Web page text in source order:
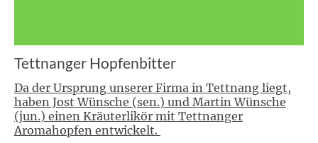
Tettnanger Hopfenbitter
Da der Ursprung unserer Firma in Tettnang liegt,
haben Jost Wünsche (sen.) und Martin Wünsche
(jun.) einen Kräuterlikör mit Tettnanger
Aromahopfen entwickelt.